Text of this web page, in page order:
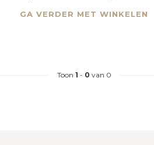
GA VERDER MET WINKELEN
Toon 1 - 0 van 0